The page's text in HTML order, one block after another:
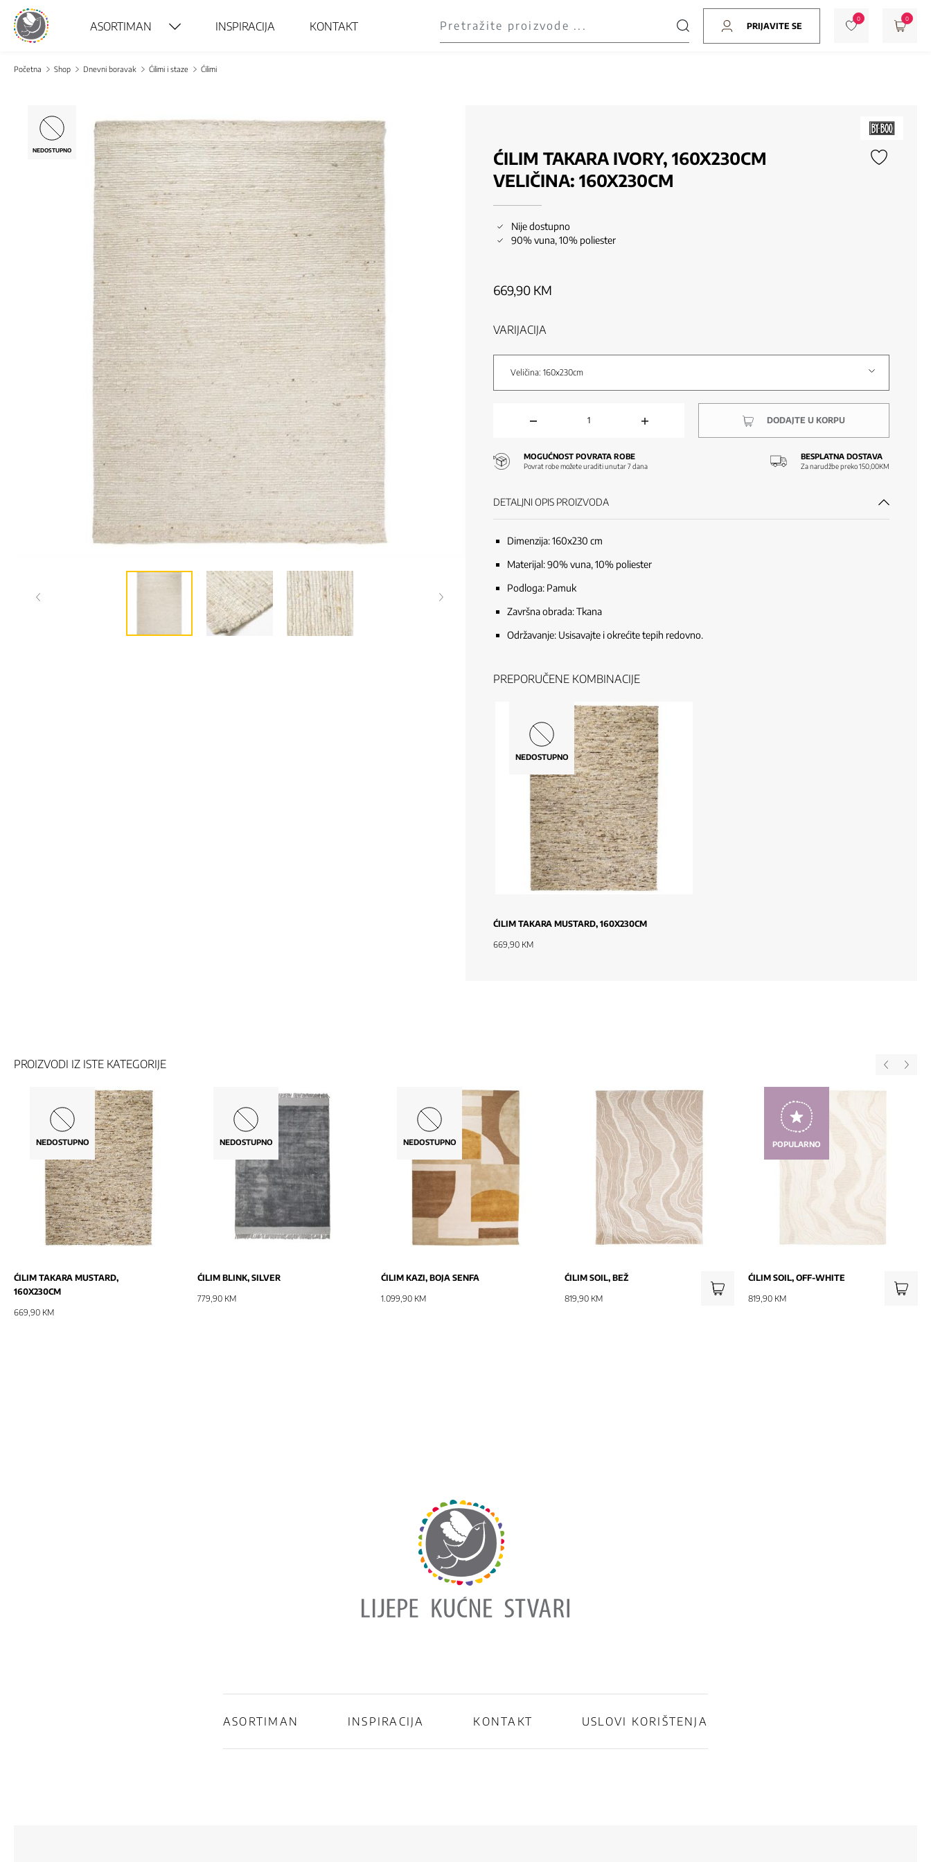
PRIJAVITE SE
0 0
ASORTIMAN INSPIRACIJA KONTAKT
Početna Shop Dnevni boravak Ćilimi i staze Ćilimi
NEDOSTUPNO
ĆILIM TAKARA IVORY, 160X230CM
VELIČINA: 160X230CM
Nije dostupno
90% vuna, 10% poliester
669,90 KM
VARIJACIJA
Veličina: 160x230cm
DODAJTE U KORPU
MOGUĆNOST POVRATA ROBE
Povrat robe možete uraditi unutar 7 dana
BESPLATNA DOSTAVA
Za narudžbe preko 150,00KM
DETALJNI OPIS PROIZVODA
Dimenzija: 160x230 cm
Materijal: 90% vuna, 10% poliester
Podloga: Pamuk
Završna obrada: Tkana
Održavanje: Usisavajte i okrećite tepih redovno.
PREPORUČENE KOMBINACIJE
NEDOSTUPNO
ĆILIM TAKARA MUSTARD, 160X230CM
669,90 KM
PROIZVODI IZ ISTE KATEGORIJE
NEDOSTUPNO
ĆILIM TAKARA MUSTARD,
160X230CM
669,90 KM
NOVO
NEDOSTUPNO
ĆILIM BLINK, SILVER
779,90 KM
NOVO
NEDOSTUPNO
ĆILIM KAZI, BOJA SENFA
1.099,90 KM
ĆILIM SOIL, BEŽ
819,90 KM
POPULARNO
ĆILIM SOIL, OFF-WHITE
819,90 KM
ASORTIMAN INSPIRACIJA KONTAKT USLOVI KORIŠTENJA